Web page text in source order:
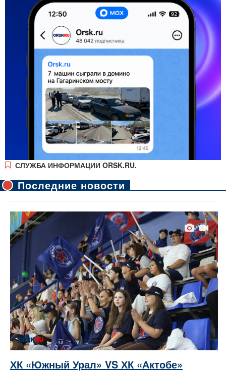
СЛУЖБА ИНФОРМАЦИИ ORSK.RU.
Последние новости
ХК «Южный Урал» VS ХК «Актобе»